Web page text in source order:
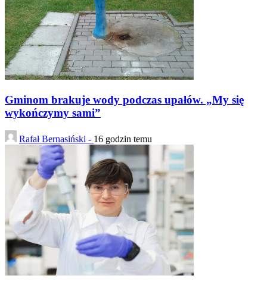
Gminom brakuje wody podczas upałów. „My się
wykończymy sami”
Rafał Bernasiński - 16 godzin temu